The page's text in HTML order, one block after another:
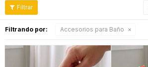
Filtrando por: Accesorios para Baño